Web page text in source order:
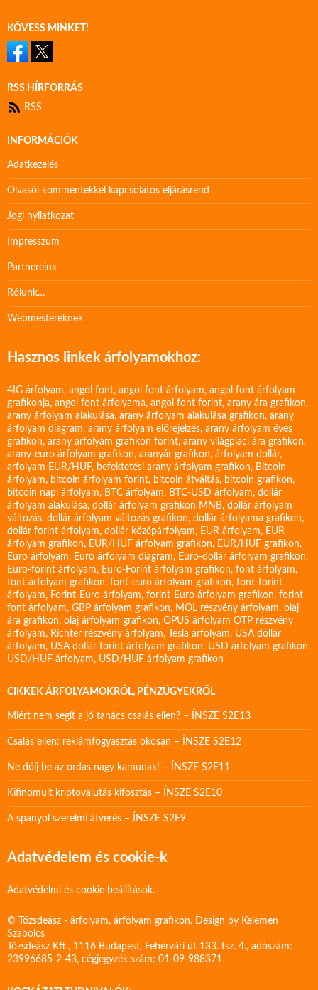
KÖVESS MINKET!
RSS HÍRFORRÁS
RSS
INFORMÁCIÓK
Adatkezelés
Olvasói kommentekkel kapcsolatos eljárásrend
Jogi nyilatkozat
Impresszum
Partnereink
Rólunk…
Webmestereknek
Hasznos linkek árfolyamokhoz:
4IG árfolyam, angol font, angol font árfolyam, angol font árfolyam
grafikonja, angol font árfolyama, angol font forint, arany ára grafikon,
arany árfolyam alakulása, arany árfolyam alakulása grafikon, arany
árfolyam diagram, arany árfolyam előrejelzés, arany árfolyam éves
grafikon, arany árfolyam grafikon forint, arany világpiaci ára grafikon,
arany-euro árfolyam grafikon, aranyár grafikon, árfolyam dollár,
arfolyam EUR/HUF, befektetési arany árfolyam grafikon, Bitcoin
árfolyam, bitcoin árfolyam forint, bitcoin átváltás, bitcoin grafikon,
bitcoin napi árfolyam, BTC árfolyam, BTC-USD árfolyam, dollár
árfolyam alakulása, dollár árfolyam grafikon MNB, dollár árfolyam
változás, dollár árfolyam változás grafikon, dollár árfolyama grafikon,
dollár forint árfolyam, dollár középárfolyam, EUR árfolyam, EUR
árfolyam grafikon, EUR/HUF árfolyam grafikon, EUR/HUF grafikon,
Euro árfolyam, Euro árfolyam diagram, Euro-dollár árfolyam grafikon,
Euro-forint árfolyam, Euro-Forint árfolyam grafikon, font árfolyam,
font árfolyam grafikon, font-euro árfolyam grafikon, font-forint
árfolyam, Forint-Euro árfolyam, forint-Euro árfolyam grafikon, forint-
font árfolyam, GBP árfolyam grafikon, MOL részvény árfolyam, olaj
ára grafikon, olaj árfolyam grafikon, OPUS árfolyam OTP részvény
árfolyam, Richter részvény árfolyam, Tesla árfolyam, USA dollár
árfolyam, USA dollár forint árfolyam grafikon, USD árfolyam grafikon,
USD/HUF árfolyam, USD/HUF árfolyam grafikon
CIKKEK ÁRFOLYAMOKRÓL, PÉNZÜGYEKRŐL
Miért nem segít a jó tanács csalás ellen? – ÍNSZE S2E13
Csalás ellen: reklámfogyasztás okosan – ÍNSZE S2E12
Ne dőlj be az ordas nagy kamunak! – ÍNSZE S2E11
Kifinomult kriptovalutás kifosztás – ÍNSZE S2E10
A spanyol szerelmi átverés – ÍNSZE S2E9
Adatvédelem és cookie-k
Adatvédelmi és cookie beállítások.
© Tőzsdeász - árfolyam, árfolyam grafikon. Design by Kelemen
Szabolcs
Tőzsdeász Kft., 1116 Budapest, Fehérvári út 133. fsz. 4., adószám:
23996685-2-43, cégjegyzék szám: 01-09-988371